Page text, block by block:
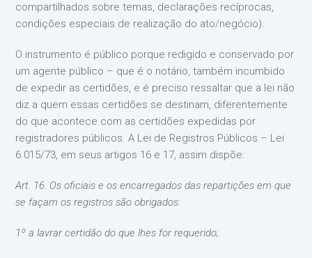
compartilhados sobre temas, declarações recíprocas,
condições especiais de realização do ato/negócio).
O instrumento é público porque redigido e conservado por
um agente público – que é o notário, também incumbido
de expedir as certidões, e é preciso ressaltar que a lei não
diz a quem essas certidões se destinam, diferentemente
do que acontece com as certidões expedidas por
registradores públicos. A Lei de Registros Públicos – Lei
6.015/73, em seus artigos 16 e 17, assim dispõe:
Art. 16. Os oficiais e os encarregados das repartições em que
se façam os registros são obrigados:
1º a lavrar certidão do que lhes for requerido;